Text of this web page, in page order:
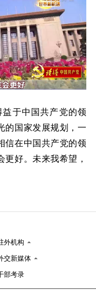
益于中国共产党的领
的国家发展规划，一
信在中国共产党的领
好。未来我希望，
外机构
交新媒体
部考录